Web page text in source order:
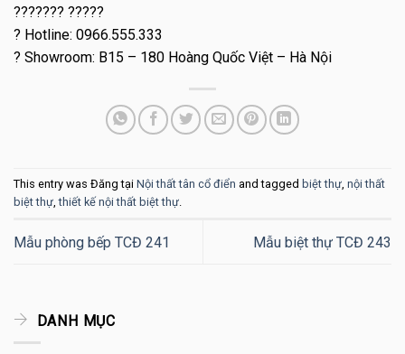
??????? ?????
? Hotline: 0966.555.333
? Showroom: B15 – 180 Hoàng Quốc Việt – Hà Nội
This entry was Đăng tại Nội thất tân cổ điển and tagged biệt thự nội thất
biệt thự ,thiết kế nội thất biệt thự
Mẫu phòng bếp TCĐ 241 Mẫu biệt thự TCĐ 243
DANH MỤC